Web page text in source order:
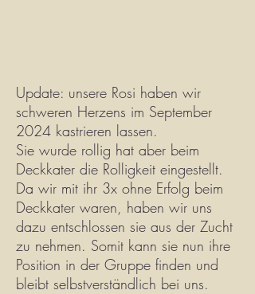
Update: unsere Rosi haben wir
schweren Herzens im September
2024 kastrieren lassen.
Sie wurde rollig hat aber beim
Deckkater die Rolligkeit eingestellt.
Da wir mit ihr 3x ohne Erfolg beim
Deckkater waren, haben wir uns
dazu entschlossen sie aus der Zucht
zu nehmen. Somit kann sie nun ihre
Position in der Gruppe finden und
bleibt selbstverständlich bei uns.